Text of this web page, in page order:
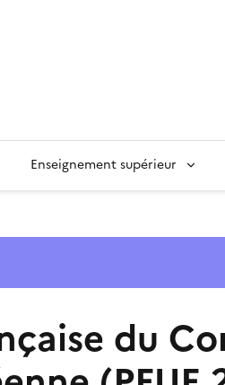
Enseignement supérieur
du